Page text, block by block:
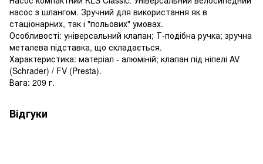
насос з шлангом. Зручний для використання як в
стаціонарних, так і "польових" умовах.
Особливості: універсальний клапан; Т-подібна ручка; зручна
металева підставка, що складається.
Характеристика: матеріал - алюміній; клапан під ніпелі AV
(Schrader) / FV (Presta).
Вага: 209 г.
Відгуки